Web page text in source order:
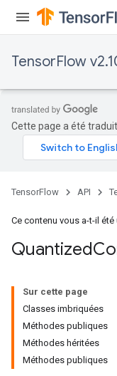
TensorFlow
Cette page a été
TensorFlow API
Ce contenu vous a-t-il été
Quantized
Sur cette page
Classes imbriquées
Méthodes publiques
Méthodes héritées
Méthodes publiques